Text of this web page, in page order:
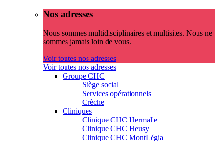
Nos adresses
Nous sommes multidisciplinaires et multisites. Nous ne
sommes jamais loin de vous.
Voir toutes nos adresses
Voir toutes nos adresses
Groupe CHC
Siège social
Services opérationnels
Crèche
Cliniques
Clinique CHC Hermalle
Clinique CHC Heusy
Clinique CHC MontLégia